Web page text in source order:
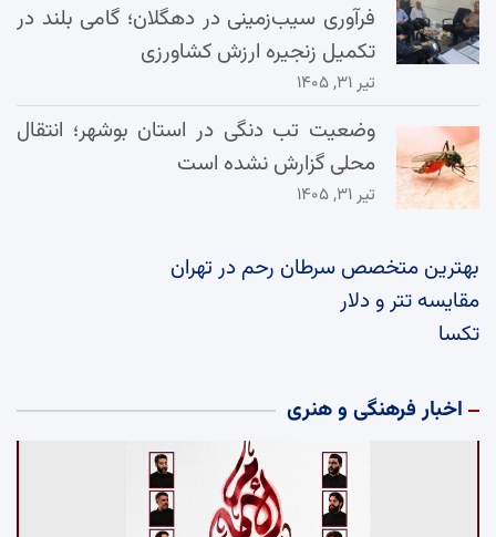
فرآوری سیب‌زمینی در دهگلان؛ گامی بلند در
تکمیل زنجیره ارزش کشاورزی
تیر ۳۱, ۱۴۰۵
وضعیت تب دنگی در استان بوشهر؛ انتقال
محلی گزارش نشده است
تیر ۳۱, ۱۴۰۵
بهترین متخصص سرطان رحم در تهران
مقایسه تتر و دلار
تکسا
اخبار فرهنگی و هنری